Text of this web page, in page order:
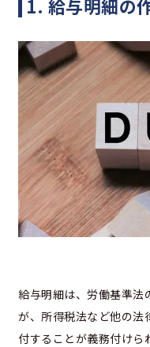
1. 給与明細の
給与明細は、労働基準法
が、所得税法など他の法
付することが義務付けら